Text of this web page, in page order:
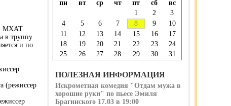
МХАТ
в труппу
и по
(режиссер
пн
вт ср чт пт сб
вс
1
2
3
4
5 6 7 8 9
10
11
12 13 14 15 16
17
18
19 20 21 22 23
24
25
26 27 28 29 30 31
ПОЛЕЗНАЯ ИНФОРМАЦИЯ
Искрометная комедия "Отдам мужа в
хорошие руки" по пьесе Эмиля
Брагинского 17.03 в 19:00